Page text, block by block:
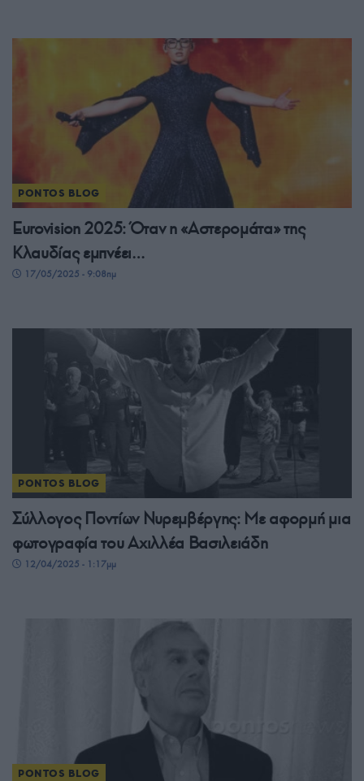
PONTOS BLOG
Eurovision 2025: Όταν η «Αστερομάτα» της
Κλαυδίας εμπνέει…
17/05/2025 - 9:08πμ
PONTOS BLOG
Σύλλογος Ποντίων Νυρεμβέργης: Με αφορμή μια
φωτογραφία του Αχιλλέα Βασιλειάδη
12/04/2025 - 1:17μμ
PONTOS BLOG